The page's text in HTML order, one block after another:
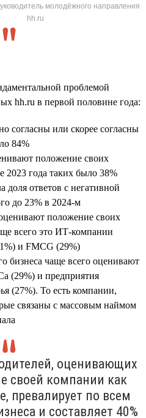
молодёжного направления
hh.ru
проблемой
hh.ru в первой половине года:
согласны или скорее согласны
84%
положение своих
2023 года таких было 38%
доля ответов с негативной
до 23% в 2024-м
положение своих
всего это ИТ-компании
и FMCG (29%)
бизнеса чаще всего оценивают
(29%) и предприятия
(27%). То есть компании,
связаны с массовым наймом
оценивающих
своей компании как
превалирует по всем
и составляет 40%